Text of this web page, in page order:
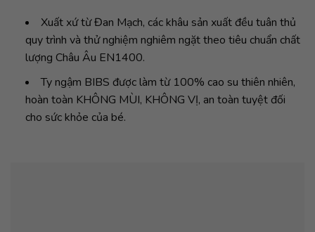
Xuất xứ từ Đan Mạch, các khâu sản xuất đều tuân thủ
quy trình và thử nghiệm nghiêm ngặt theo tiêu chuẩn chất
lượng Châu Âu EN1400.
Ty ngậm BIBS được làm từ 100% cao su thiên nhiên,
hoàn toàn KHÔNG MÙI, KHÔNG VỊ, an toàn tuyệt đối
cho sức khỏe của bé.